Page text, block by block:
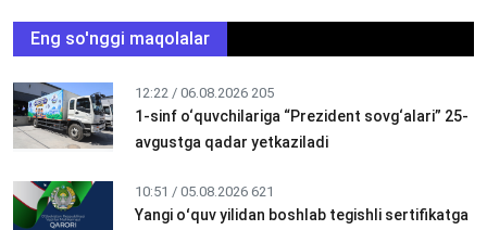
Eng so'nggi maqolalar
12:22 / 06.08.2026 205
1-sinf o‘quvchilariga “Prezident sovg‘alari” 25-
avgustga qadar yetkaziladi
10:51 / 05.08.2026 621
Yangi oʻquv yilidan boshlab tegishli sertifikatga